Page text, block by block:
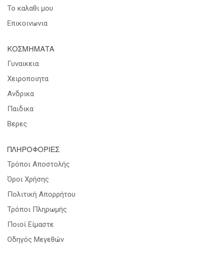
Το καλαθι μου
Επικοινωνια
ΚΟΣΜΗΜΑΤΑ
Γυναικεια
Χειροποιητα
Ανδρικα
Παιδικα
Βερες
ΠΛΗΡΟΦΟΡΙΕΣ
Τρόποι Αποστολής
Όροι Χρήσης
Πολιτική Απορρήτου
Τρόποι Πληρωμής
Ποιοί Είμαστε
Οδηγός Μεγεθών